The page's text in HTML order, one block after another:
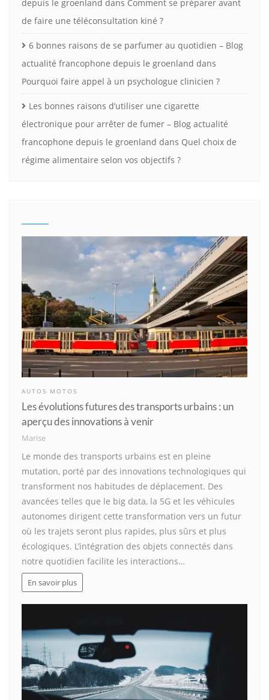
depuis le groenland dans Comment se préparer avant
de faire une téléconsultation kiné ?
6 bonnes raisons de se parfumer au quotidien – Blog
actualité francophone depuis le groenland dans
Pourquoi faire appel à un psychologue clinicien ?
Les bonnes raisons d’utiliser une cigarette
électronique pour arrêter de fumer – Blog actualité
francophone depuis le groenland dans Quel choix de
régime alimentaire selon vos objectifs ?
AUTOS MOTOS
Les évolutions futures des transports urbains : un
aperçu des innovations à venir
Marise
Le monde des transports urbains est en pleine
mutation, porté par des innovations technologiques qui
transforment nos habitudes de déplacement. Des
avancées telles que le big data, la 5G et les véhicules
autonomes dirigent cette transformation vers un futur
où les trajets seront plus rapides, plus sûrs et plus
écologiques. L’intégration des objets connectés dans
notre quotidien facilite les interactions…
En savoir plus